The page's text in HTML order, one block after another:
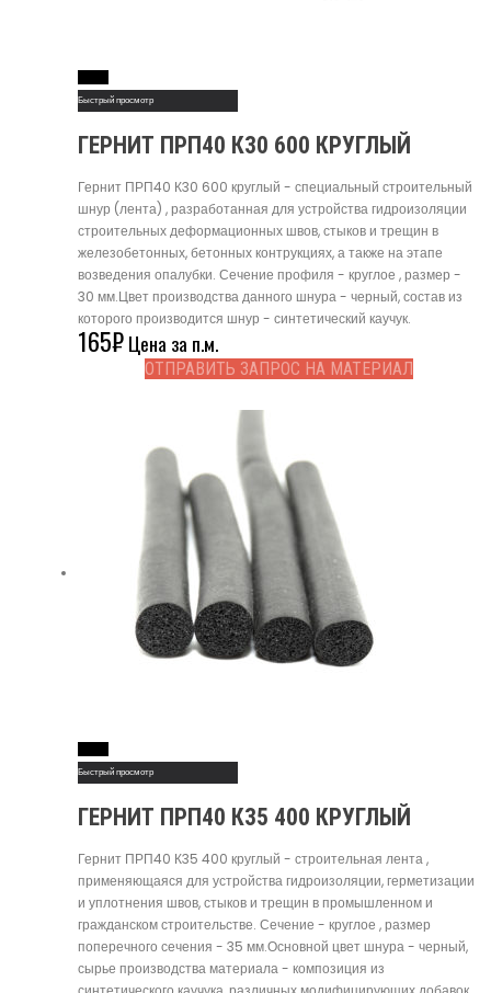
Быстрый просмотр
ГЕРНИТ ПРП40 К30 600 КРУГЛЫЙ
Гернит ПРП40 К30 600 круглый - специальный строительный
шнур (лента) , разработанная для устройства гидроизоляции
строительных деформационных швов, стыков и трещин в
железобетонных, бетонных контрукциях, а также на этапе
возведения опалубки. Сечение профиля - круглое , размер -
30 мм.Цвет производства данного шнура - черный, состав из
которого производится шнур - синтетический каучук.
165₽Цена за п.м.
ОТПРАВИТЬ ЗАПРОС НА МАТЕРИАЛ
Быстрый просмотр
ГЕРНИТ ПРП40 К35 400 КРУГЛЫЙ
Гернит ПРП40 К35 400 круглый - строительная лента ,
применяющаяся для устройства гидроизоляции, герметизации
и уплотнения швов, стыков и трещин в промышленном и
гражданском строительстве. Сечение - круглое , размер
поперечного сечения - 35 мм.Основной цвет шнура - черный,
сырье производства материала - композиция из